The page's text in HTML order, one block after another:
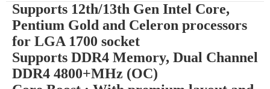
Supports 12th/13th Gen Intel Core,
Pentium Gold and Celeron processors
for LGA 1700 socket
Supports DDR4 Memory, Dual Channel
DDR4 4800+MHz (OC)